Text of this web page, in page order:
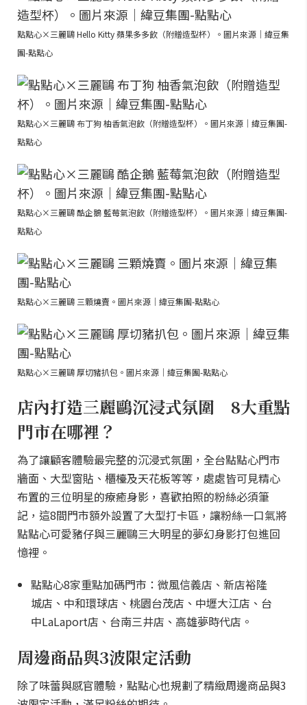
點點心×三麗鷗 Hello Kitty 蘋果多多飲（附贈造型杯）。圖片來源｜緯豆集
團-點點心
點點心×三麗鷗 布丁狗 柚香氣泡飲（附贈造型杯）。圖片來源｜緯豆集團-
點點心
點點心×三麗鷗 酷企鵝 藍莓氣泡飲（附贈造型杯）。圖片來源｜緯豆集團-
點點心
點點心×三麗鷗 三顆燒賣。圖片來源｜緯豆集團-點點心
點點心×三麗鷗 厚切豬扒包。圖片來源｜緯豆集團-點點心
店內打造三麗鷗沉浸式氛圍 8大重點
門市在哪裡？
為了讓顧客體驗最完整的沉浸式氛圍，全台點點心門市
牆面、大型窗貼、櫃檯及天花板等等，處處皆可見精心
布置的三位明星的療癒身影，喜歡拍照的粉絲必須筆
記，這8間門市額外設置了大型打卡區，讓粉絲一口氣將
點點心可愛豬仔與三麗鷗三大明星的夢幻身影打包進回
憶裡。
點點心8家重點加碼門市：微風信義店、新店裕隆
城店、中和環球店、桃園台茂店、中壢大江店、台
中LaLaport店、台南三井店、高雄夢時代店。
周邊商品與3波限定活動
除了味蕾與感官體驗，點點心也規劃了精緻周邊商品與3